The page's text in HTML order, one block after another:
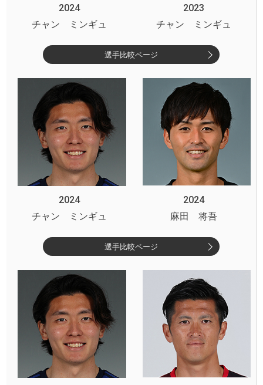
2024
2023
チャン ミンギュ
チャン ミンギュ
選手比較ページ
2024
2024
チャン ミンギュ
麻田 将吾
選手比較ページ